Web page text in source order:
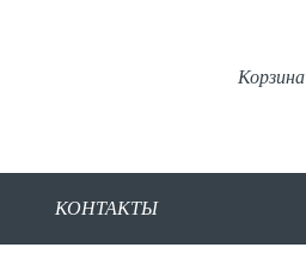
КОНТАКТЫ